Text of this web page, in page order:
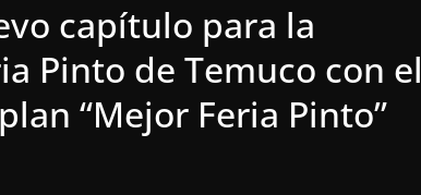
capítulo para la
Pinto de Temuco con el
“Mejor Feria Pinto”